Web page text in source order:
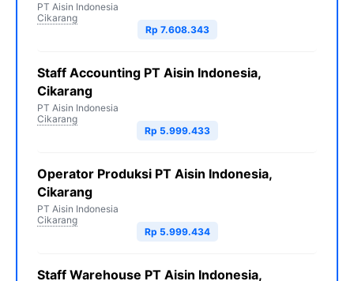
PT Aisin Indonesia
Cikarang
Rp 7.608.343
Staff Accounting PT Aisin Indonesia,
Cikarang
PT Aisin Indonesia
Cikarang
Rp 5.999.433
Operator Produksi PT Aisin Indonesia,
Cikarang
PT Aisin Indonesia
Cikarang
Rp 5.999.434
Staff Warehouse PT Aisin Indonesia,